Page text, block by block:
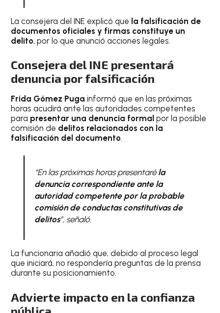
La consejera del INE explicó que la falsificación de
documentos oficiales y firmas constituye un
delito, por lo que anunció acciones legales.
Consejera del INE presentará
denuncia por falsificación
Frida Gómez Puga informó que en las próximas
horas acudirá ante las autoridades competentes
para presentar una denuncia formal por la posible
comisión de delitos relacionados con la
falsificación del documento.
“En las próximas horas presentaréla
denuncia correspondiente ante la
autoridad competente por la probable
comisión de conductas constitutivas de
delitos”, señaló.
La funcionaria añadió que, debido al proceso legal
que iniciará, no respondería preguntas de la prensa
durante su posicionamiento.
Advierte impacto en la confianza